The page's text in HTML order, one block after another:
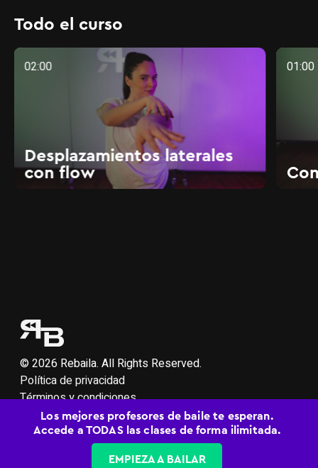
Todo el curso
02:00
Desplazamientos laterales
con flow
01:00
Los mejores profesores de baile te esperan.
Accede a TODAS las clases de forma ilimitada.
EMPIEZA A BAILAR
© 2026 Rebaila. All Rights Reserved.
Política de privacidad
Términos y condiciones
Soporte